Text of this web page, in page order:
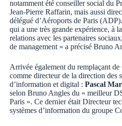
notamment été conseiller social du
Jean-Pierre Raffarin, mais aussi
délégué d’Aéroports de Paris
qui a une très grande expérience, à
relations avec les partenaires
de management » a précisé Bruno
Arrivée également du remplaçant
comme directeur de la direction des
d’information et digital : Pascal
selon Bruno Angles du « meilleur
Paris ». Ce dernier était Directeur
systèmes d’information du groupe